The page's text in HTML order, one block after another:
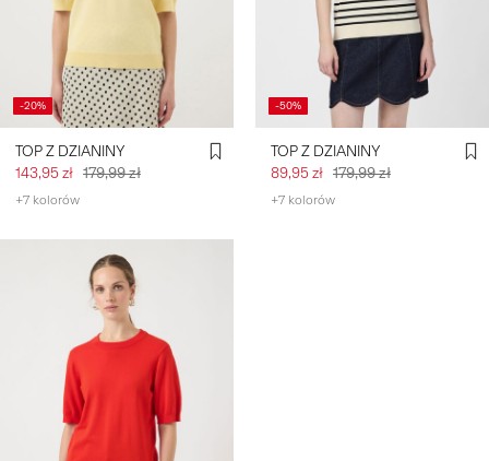
-20%
TOP Z DZIANINY
143,95 zł 179,99 zł
+7 kolorów
-50%
TOP Z DZIANINY
89,95 zł 179,99 zł
+7 kolorów